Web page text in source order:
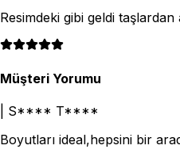
Resimdeki gibi geldi
Müşteri Yorumu
S**** T****
Boyutları ideal,hepsini bir